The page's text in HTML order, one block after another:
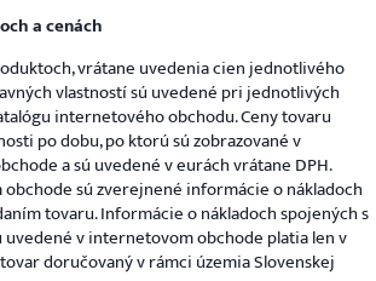
a cenách
vrátane uvedenia cien jednotlivého
vlastností sú uvedené pri jednotlivých
internetového obchodu. Ceny tovaru
po dobu, po ktorú sú zobrazované v
a sú uvedené v eurách vrátane DPH.
sú zverejnené informácie o nákladoch
tovaru. Informácie o nákladoch spojených s
v internetovom obchode platia len v
doručovaný v rámci územia Slovenskej